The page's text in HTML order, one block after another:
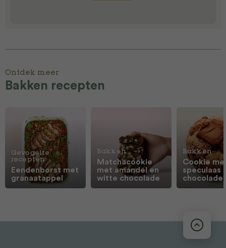
Ontdek meer
Bakken recepten
Gevogelte
recepten
Eendenborst met
granaatappel
Bakken
Matchacookie
met amandel en
witte chocolade
Bakken
Cookie
speculaas
chocolade